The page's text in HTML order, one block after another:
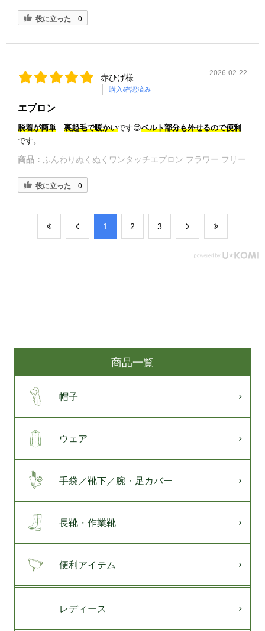
役に立った 0
赤ひげ様
購入確認済み
2026-02-22
エプロン
脱着が簡単 裏起毛で暖かいです😊ベルト部分も外せるので便利
です。
商品： ふんわりぬくぬくワンタッチエプロン フラワー フリー
役に立った 0
​1 ​2 ​3
商品一覧
帽子
ウェア
手袋／靴下／腕・足カバー
長靴・作業靴
便利アイテム
レディース